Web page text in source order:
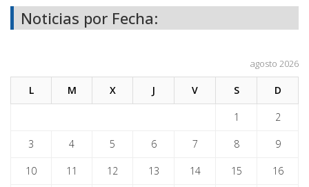
Noticias por Fecha:
agosto 2026
L M X J V S D
1 2
3 4 5 6 7 8 9
10 11 12 13 14 15 16